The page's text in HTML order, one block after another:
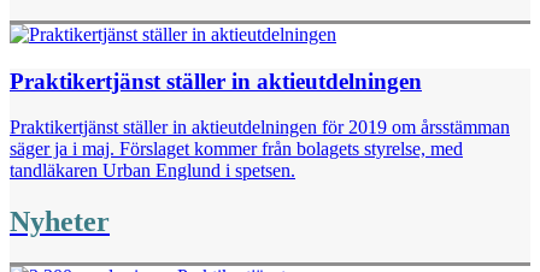
Praktikertjänst ställer in aktieutdelningen
Praktikertjänst ställer in aktieutdelningen för 2019 om årsstämman
säger ja i maj. Förslaget kommer från bolagets styrelse, med
tandläkaren Urban Englund i spetsen.
Nyheter